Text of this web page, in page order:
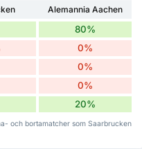
Alemannia Aachen
80%
0%
0%
0%
20%
och bortamatcher som Saarbrucken